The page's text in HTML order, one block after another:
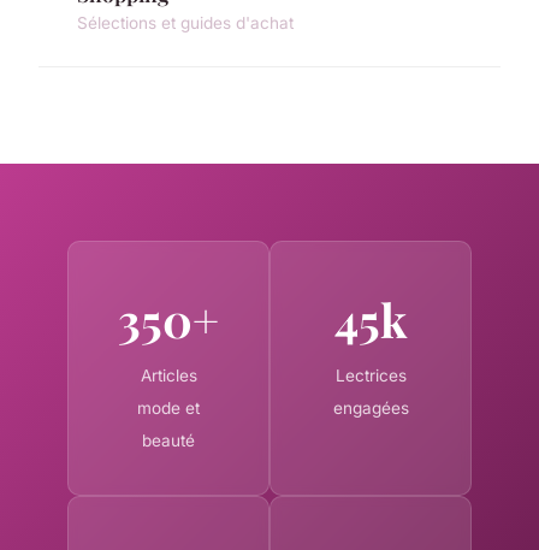
Sélections et guides d'achat
350+
Articles
mode et
beauté
45k
Lectrices
engagées